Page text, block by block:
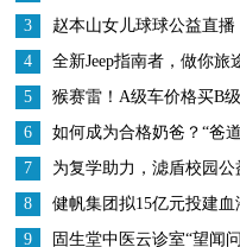
车必须买它！
3
赵本山女儿球球公益直播
宁援鄂医疗队
4
全新Jeep指南者，做你旅
5
猴赛雷！A级车价格买B
补贴 BEIJING-U7介绍畀你
6
如何成为合格奶爸？“爸
当”带娃妙招分享
7
为复学助力，滤盾校园
8
健帆集团拟15亿元投建血
9
固生堂中医云诊室“望闻